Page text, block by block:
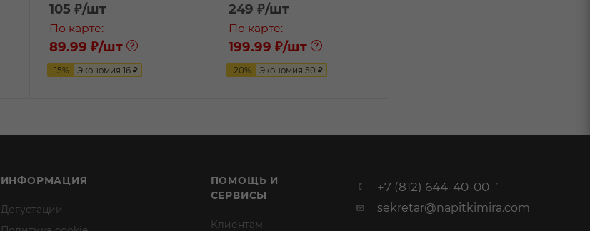
105 ₽/шт
По карте:
89.99 ₽/шт
-15% Экономия 16₽
249 ₽/шт
По карте:
199.99 ₽/шт
-20% Экономия 50 ₽
ИНФОРМАЦИЯ
Дегустации
ПОМОЩЬ И
СЕРВИСЫ
Клиентам
+7 (812) 644-40-00
sekretar@napitkimira.com